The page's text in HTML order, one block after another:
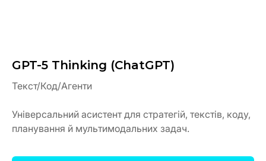
GPT-5 Thinking (ChatGPT)
Текст/Код/Агенти
Універсальний асистент для стратегій, текстів, коду,
планування й мультимодальних задач.